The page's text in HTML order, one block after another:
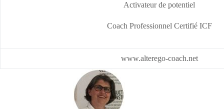
Activateur de potentiel
Coach Professionnel Certifié ICF
www.alterego-coach.net